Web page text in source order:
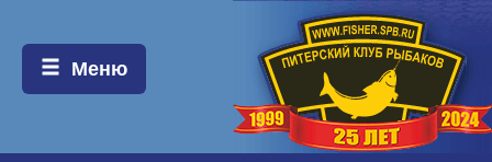
Меню:
Меню